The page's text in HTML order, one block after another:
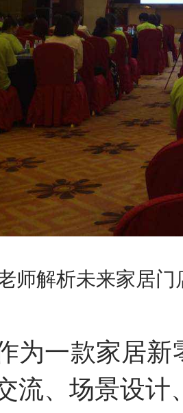
师解析未来家居门
为一款家居
流、场景设计